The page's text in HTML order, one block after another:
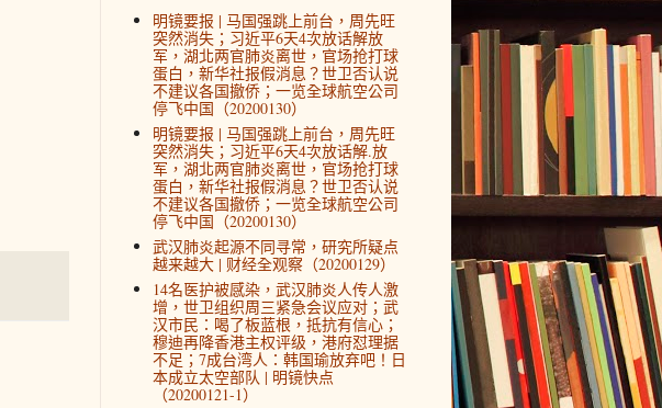
明镜要报 | 马国强跳上前台，周先旺
突然消失；习近平6天4次放话解放
军，湖北两官肺炎离世，官场抢打球
蛋白，新华社报假消息？世卫否认说
不建议各国撤侨；一览全球航空公司
停飞中国（20200130）
明镜要报 | 马国强跳上前台，周先旺
突然消失；习近平6天4次放话解.放
军，湖北两官肺炎离世，官场抢打球
蛋白，新华社报假消息？世卫否认说
不建议各国撤侨；一览全球航空公司
停飞中国（20200130）
武汉肺炎起源不同寻常，研究所疑点
越来越大 | 财经全观察（20200129）
14名医护被感染，武汉肺炎人传人激
增，世卫组织周三紧急会议应对；武
汉市民：喝了板蓝根，抵抗有信心；
穆迪再降香港主权评级，港府怼理据
不足；7成台湾人：韩国瑜放弃吧！日
本成立太空部队 | 明镜快点
（20200121-1）